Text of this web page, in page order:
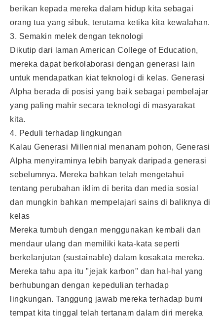
berikan kepada mereka dalam hidup kita sebagai
orang tua yang sibuk, terutama ketika kita kewalahan.
3. Semakin melek dengan teknologi
Dikutip dari laman American College of Education,
mereka dapat berkolaborasi dengan generasi lain
untuk mendapatkan kiat teknologi di kelas. Generasi
Alpha berada di posisi yang baik sebagai pembelajar
yang paling mahir secara teknologi di masyarakat
kita.
4. Peduli terhadap lingkungan
Kalau Generasi Millennial menanam pohon, Generasi
Alpha menyiraminya lebih banyak daripada generasi
sebelumnya. Mereka bahkan telah mengetahui
tentang perubahan iklim di berita dan media sosial
dan mungkin bahkan mempelajari sains di baliknya di
kelas
Mereka tumbuh dengan menggunakan kembali dan
mendaur ulang dan memiliki kata-kata seperti
berkelanjutan (sustainable) dalam kosakata mereka.
Mereka tahu apa itu "jejak karbon" dan hal-hal yang
berhubungan dengan kepedulian terhadap
lingkungan. Tanggung jawab mereka terhadap bumi
tempat kita tinggal telah tertanam dalam diri mereka